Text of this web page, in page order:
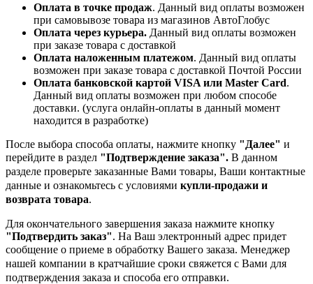
Оплата в точке продаж. Данный вид оплаты возможен
при самовывозе товара из магазинов АвтоГлобус
Оплата через курьера. Данный вид оплаты возможен
при заказе товара с доставкой
Оплата наложенным платежом. Данный вид оплаты
возможен при заказе товара с доставкой Почтой России
Оплата банковской картой VISA или Master Card.
Данный вид оплаты возможен при любом способе
доставки. (услуга онлайн-оплаты в данный момент
находится в разработке)
После выбора способа оплаты, нажмите кнопку "Далее" и
перейдите в раздел "Подтверждение заказа". В данном
разделе проверьте заказанные Вами товары, Ваши контактные
данные и ознакомьтесь с условиями купли-продажи и
возврата товара.
Для окончательного завершения заказа нажмите кнопку
"Подтвердить заказ". На Ваш электронный адрес придет
сообщение о приеме в обработку Вашего заказа. Менеджер
нашей компании в кратчайшие сроки свяжется с Вами для
подтверждения заказа и способа его отправки.